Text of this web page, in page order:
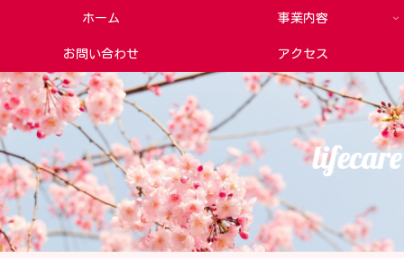
ホーム 事業内容
お問い合わせ アクセス